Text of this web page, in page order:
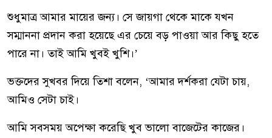
শুধুমাত্র আমার মায়ের জন্য। সে জায়গা থেকে মাকে যখন
সম্মাননা প্রদান করা হয়েছে এর চেয়ে বড় পাওয়া আর কিছু হতে
পারে না। তাই আমি খুবই খুশি।’
ভক্তদের সুখবর দিয়ে তিশা বলেন, ‘আমার দর্শকরা যেটা চায়,
আমিও সেটা চাই।
আমি সবসময় অপেক্ষা করেছি খুব ভালো বাজেটের কাজের।